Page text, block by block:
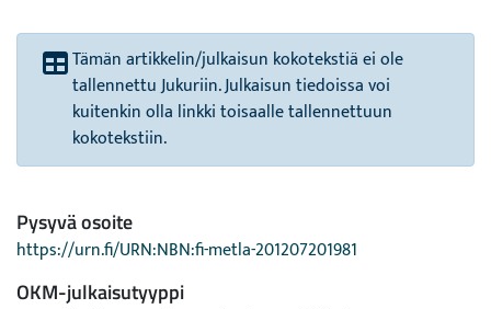
Tämän artikkelin/julkaisun kokotekstiä ei ole
tallennettu Jukuriin. Julkaisun tiedoissa voi
kuitenkin olla linkki toisaalle tallennettuun
kokotekstiin.
Pysyvä osoite
https://urn.fi/URN:NBN:fi-metla-201207201981
OKM-julkaisutyyppi